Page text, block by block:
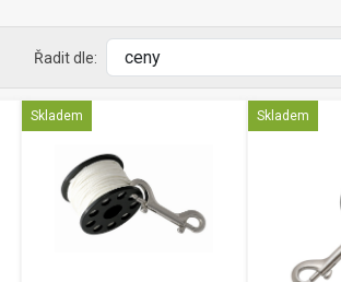
Řadit dle:
Skladem Skladem